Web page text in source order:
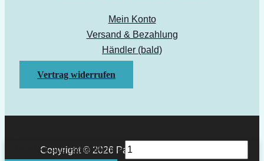
Mein Konto
Versand & Bezahlung
Händler (bald)
Vertrag widerrufen
Copyright © 2026 Papierkult Berlin
Lebende Karte Rose Menge